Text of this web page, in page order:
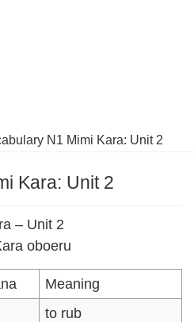
N1 Mimi Kara: Unit 2
Kara: Unit 2
– Unit 2
oboeru
Meaning
to rub